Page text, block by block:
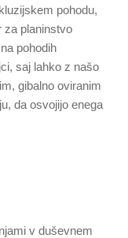
pohodu,
za planinstvo
pohodih
saj lahko z našo
gibalno oviranim
da osvojijo enega
v duševnem